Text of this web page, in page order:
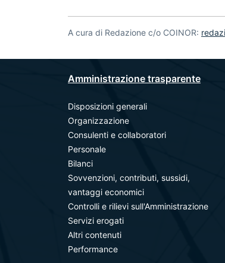
A cura di Redazione c/o COINOR:
Amministrazione trasparente
Disposizioni generali
Organizzazione
Consulenti e collaboratori
Personale
Bilanci
Sovvenzioni, contributi, sussidi,
vantaggi economici
Controlli e rilievi sull'Amministrazione
Servizi erogati
Altri contenuti
Performance